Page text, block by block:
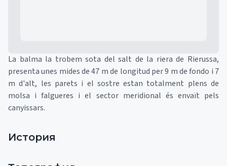
La balma la trobem sota del salt de la riera de Rierussa,
presenta unes mides de 47 m de longitud per 9 m de fondo i 7
m d'alt, les parets i el sostre estan totalment plens de
molsa i falgueres i el sector meridional és envaït pels
canyissars.
История